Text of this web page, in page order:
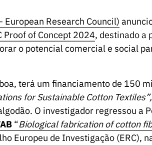
European Research Council)
Proof of Concept 2024, destinado a
o potencial comercial e social
terá um financiamento de 150
for Sustainable Cotton Textiles”,
O investigador regressou a
“Biological fabrication of cotton
Europeu de Investigação (ERC),